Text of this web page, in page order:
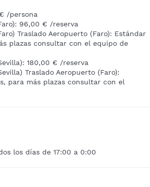
/persona
96,00 € /reserva
Traslado Aeropuerto (Faro): Estándar
plazas consultar con el equipo de
180,00 € /reserva
Traslado Aeropuerto (Faro):
para más plazas consultar con el
los días de 17:00 a 0:00